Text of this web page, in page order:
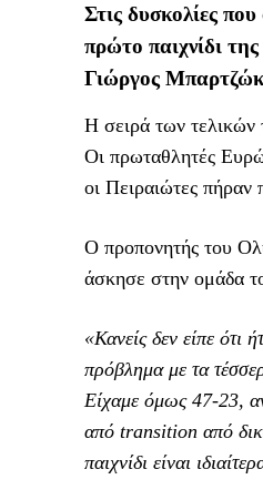
Στις δυσκολίες
πρώτο παιχνίδι
Γιώργος
Η σειρά των τελικών
Οι πρωταθλητές
οι Πειραιώτες πήραν
Ο προπονητής του
άσκησε στην ομάδα
«Κανείς δεν είπε
πρόβλημα με τα
Είχαμε όμως 47-23,
από transition από
παιχνίδι είναι